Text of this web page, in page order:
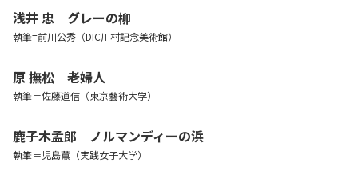
浅井 忠 グレーの柳
執筆=前川公秀（DIC川村記念美術館）
原 撫松 老婦人
執筆＝佐藤道信（東京藝術大学）
鹿子木孟郎 ノルマンディーの浜
執筆＝児島薫（実践女子大学）